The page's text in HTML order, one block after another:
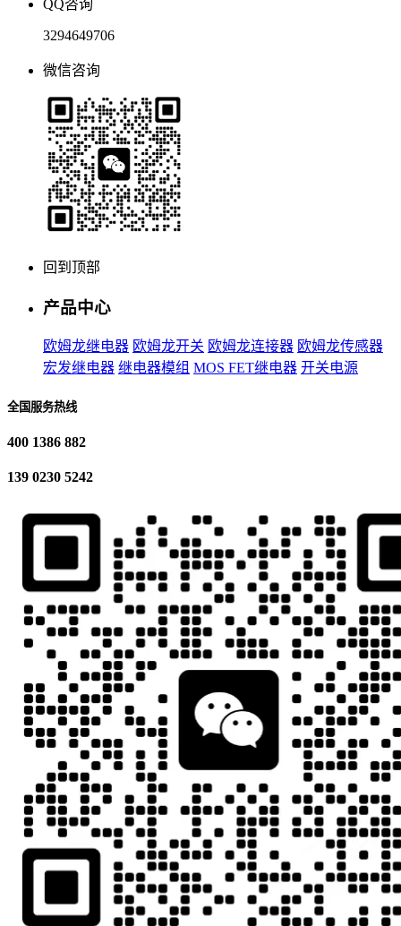
QQ咨询
3294649706
微信咨询
回到顶部
产品中心
欧姆龙继电器 欧姆龙开关 欧姆龙连接器 欧姆龙传感器
宏发继电器 继电器模组 MOS FET继电器 开关电源
全国服务热线
400 1386 882
139 0230 5242